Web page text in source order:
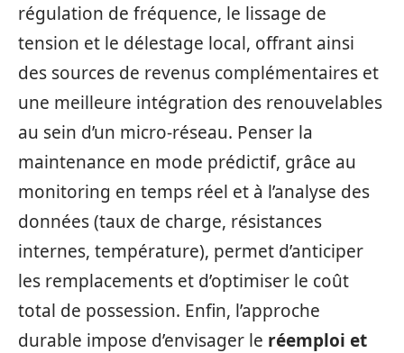
régulation de fréquence, le lissage de
tension et le délestage local, offrant ainsi
des sources de revenus complémentaires et
une meilleure intégration des renouvelables
au sein d’un micro-réseau. Penser la
maintenance en mode prédictif, grâce au
monitoring en temps réel et à l’analyse des
données (taux de charge, résistances
internes, température), permet d’anticiper
les remplacements et d’optimiser le coût
total de possession. Enfin, l’approche
durable impose d’envisager le réemploi et